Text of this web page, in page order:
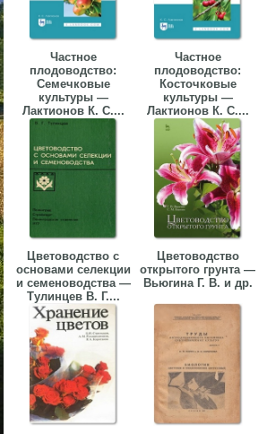
Частное
плодоводство:
Семечковые
культуры —
Лактионов К. С....
Частное
плодоводство:
Косточковые
культуры —
Лактионов К. С....
Цветоводство с
основами селекции
и семеноводства —
Тулинцев В. Г....
Цветоводство
открытого грунта —
Вьюгина Г. В. и др.
▼